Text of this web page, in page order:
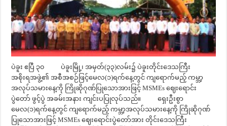
ပဲခူး ဧပြီ ၃၀ ပဲခူးမြို့၊ အမှတ်(၃၃)လမ်း၌ ပဲခူးတိုင်းဒေသကြီး
အစိုးရအဖွဲ့၏ အစီအစဉ်ဖြင့်မေလ(၁)ရက်နေ့တွင် ကျရောက်မည့် ကမ္ဘာ့
အလုပ်သမားနေ့ကို ကြိုဆိုဂုဏ်ပြုသောအားဖြင့် MSMEs ဈေးရောင်း
ပွဲတော် ဖွင့်ပွဲ အခမ်းအနား ကျင်းပပြုလုပ်သည်။ ရှေးဦးစွာ
မေလ(၁)ရက်နေ့တွင် ကျရောက်မည့် ကမ္ဘာ့အလုပ်သမားနေ့ကို ကြိုဆိုဂုဏ်
ပြုသောအားဖြင့် MSMEs ဈေးရောင်းပွဲတော်အား တိုင်းဒေသကြီး